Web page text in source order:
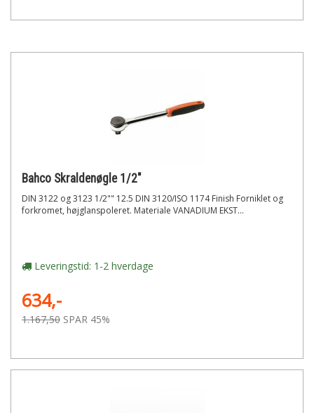
Bahco Skraldenøgle 1/2"
DIN 3122 og 3123 1/2"" 12.5 DIN 3120/ISO 1174 Finish Forniklet og
forkromet, højglanspoleret. Materiale VANADIUM EKST...
Leveringstid: 1-2 hverdage
634,-
1.167,50 SPAR 45%